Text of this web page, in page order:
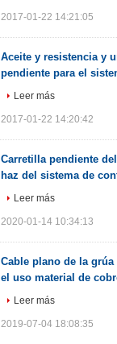
2017-01-22 14:21:05
Aceite y resistencia y
pendiente para el
Leer más
2017-01-22 14:20:42
Carretilla pendiente
haz del sistema de
Leer más
2020-01-14 10:34:13
Cable plano de la
el uso material de
Leer más
2019-07-04 18:08:35